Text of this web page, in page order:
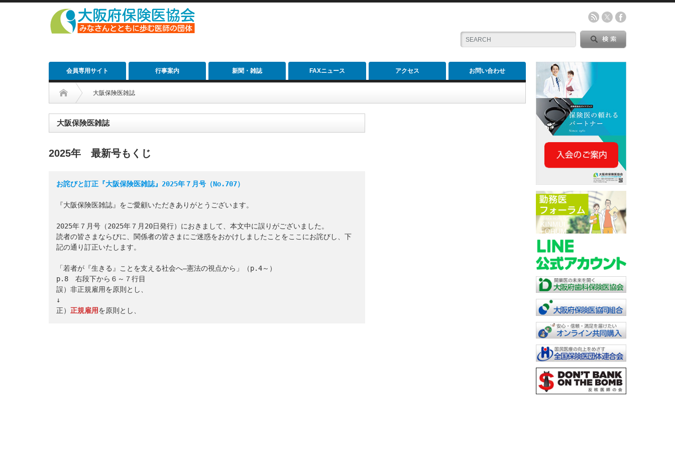
会員専用サイト 行事案内 新聞・雑誌 FAXニュース アクセス お問い合わせ
大阪保険医雑誌
大阪保険医雑誌
2025年 最新号もくじ
お詫びと訂正『大阪保険医雑誌』2025年７月号（No.707）
『大阪保険医雑誌』をご愛顧いただきありがとうございます。
2025年７月号（2025年７月20日発行）におきまして、本文中に誤りがございました。
読者の皆さまならびに、関係者の皆さまにご迷惑をおかけしましたことをここにお詫びし、下
記の通り訂正いたします。
「若者が『生きる』ことを支える社会へ―憲法の視点から」（p.4～）
p.8　右段下から６～７行目
誤）非正規雇用を原則とし、
↓
正） 正規雇用を原則とし、